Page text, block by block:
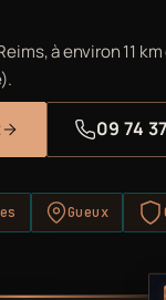
à environ 11 km
09 74
Gueux